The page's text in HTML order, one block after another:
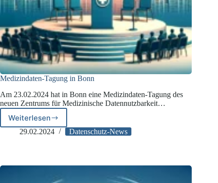
Medizindaten-Tagung in Bonn
Am 23.02.2024 hat in Bonn eine Medizindaten-Tagung des
neuen Zentrums für Medizinische Datennutzbarkeit…
WeiterlesenMedizindaten-
Tagung
29.02.2024 Datenschutz-News